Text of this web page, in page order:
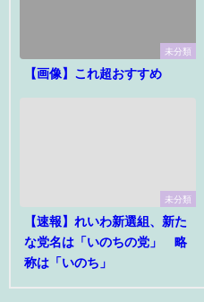
未分類
【画像】これ超おすすめ
未分類
【速報】れいわ新選組、新た
な党名は「いのちの党」 略
称は「いのち」